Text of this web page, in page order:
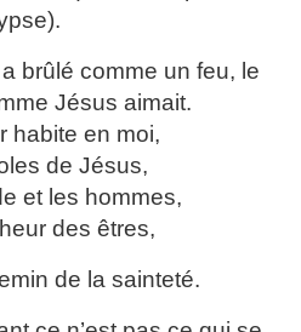
brûlé comme un feu, le
Jésus aimait.
habite en moi,
de Jésus,
et les hommes,
des êtres,
de la sainteté.